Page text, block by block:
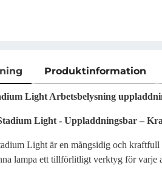
Produktinformation
Light Arbetsbelysning
Light - Uppladdningsbar –
Light är en mångsidig och kraftfull
lampa ett tillförlitligt verktyg för varje